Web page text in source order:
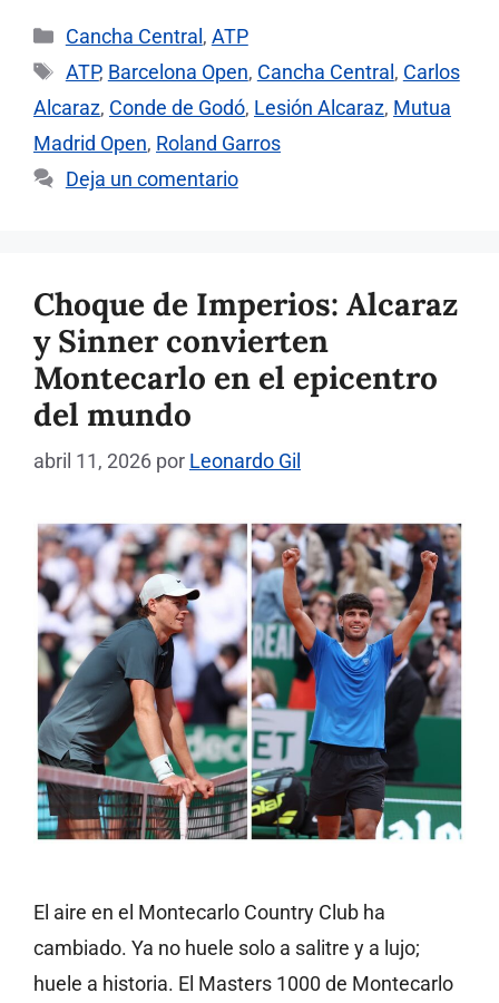
Categorías
Cancha Central , ATP
Etiquetas
ATP, Barcelona Open, Cancha Central , Carlos
Alcaraz, Conde de Godó, Lesión Alcaraz, Mutua
Madrid Open, Roland Garros
Deja un comentario
Choque de Imperios: Alcaraz
y Sinner convierten
Montecarlo en el epicentro
del mundo
abril 11, 2026 por Leonardo Gil
El aire en el Montecarlo Country Club ha
cambiado. Ya no huele solo a salitre y a lujo;
huele a historia. El Masters 1000 de Montecarlo